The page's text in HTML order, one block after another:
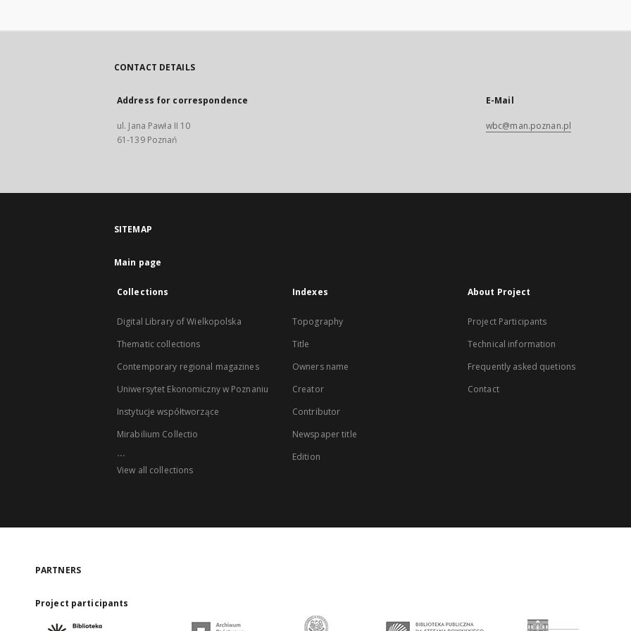
CONTACT DETAILS
Address for correspondence
ul. Jana Pawła II 10
61-139 Poznań
E-Mail
wbc@man.poznan.pl
SITEMAP
Main page
Collections
Digital Library of Wielkopolska
Thematic collections
Contemporary regional magazines
Uniwersytet Ekonomiczny w Poznaniu
Instytucje współtworzące
Mirabilium Collectio
...
View all collections
Indexes
Topography
Title
Owners name
Creator
Contributor
Newspaper title
Edition
About Project
Project Participants
Technical information
Frequently asked quetions
Contact
PARTNERS
Project participants